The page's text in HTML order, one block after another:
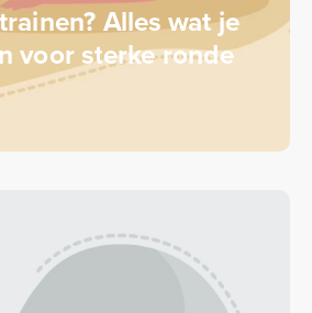
Alles wat je
voor sterke ronde